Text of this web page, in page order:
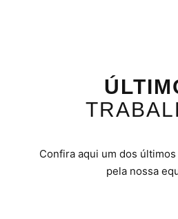
Confira aqui um dos
pela nossa